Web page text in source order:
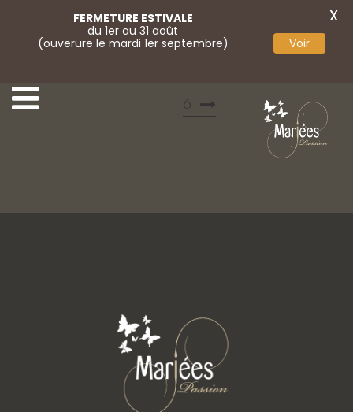
6
FERMETURE ESTIVALE
du 1er au 31 août
(ouverure le mardi 1er septembre)
Voir
X